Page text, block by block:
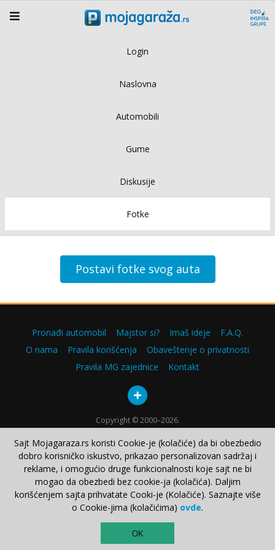
Login
Naslovna
Automobili
Gume
Diskusije
Fotke
Postavi fotke svog auta
Pronađi automobil Majstor si? Imaš ideje
F.A.Q.
O nama
Pravila korišćenja
Obaveštenje o privatnosti
Pravila MG zajednice
Kontakt
Copyright © 2000–2026.
Sajt Mojagaraza.rs koristi Cookie-je (kolačiće) da bi obezbedio
dobro korisničko iskustvo, prikazao personalizovan sadržaj i
reklame, i omogućio druge funkcionalnosti koje sajt ne bi
mogao da obezbedi bez cookie-ja (kolačića). Daljim
korišćenjem sajta prihvatate Cooki-je (Kolačiće). Saznajte više
o Cookie-jima (kolačićima) ovde.
OK